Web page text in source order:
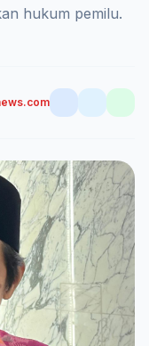
hukum pemilu.